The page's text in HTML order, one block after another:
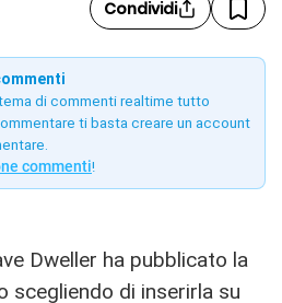
Condividi
di commenti realtime tutto
ti basta creare un account
commenti!
Dweller ha pubblicato la
scegliendo di inserirla su